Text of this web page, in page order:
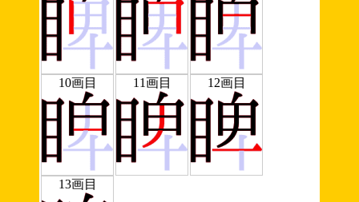
10画目 11画目 12画目
13画目